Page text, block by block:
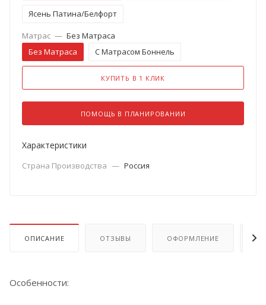
Ясень Патина/Белфорт
Матрас — Без Матраса
Без Матраса
С Матрасом Боннель
КУПИТЬ В 1 КЛИК
ПОМОЩЬ В ПЛАНИРОВАНИИ
Характеристики
Страна Производства — Россия
ОПИСАНИЕ ОТЗЫВЫ ОФОРМЛЕНИЕ
Особенности: